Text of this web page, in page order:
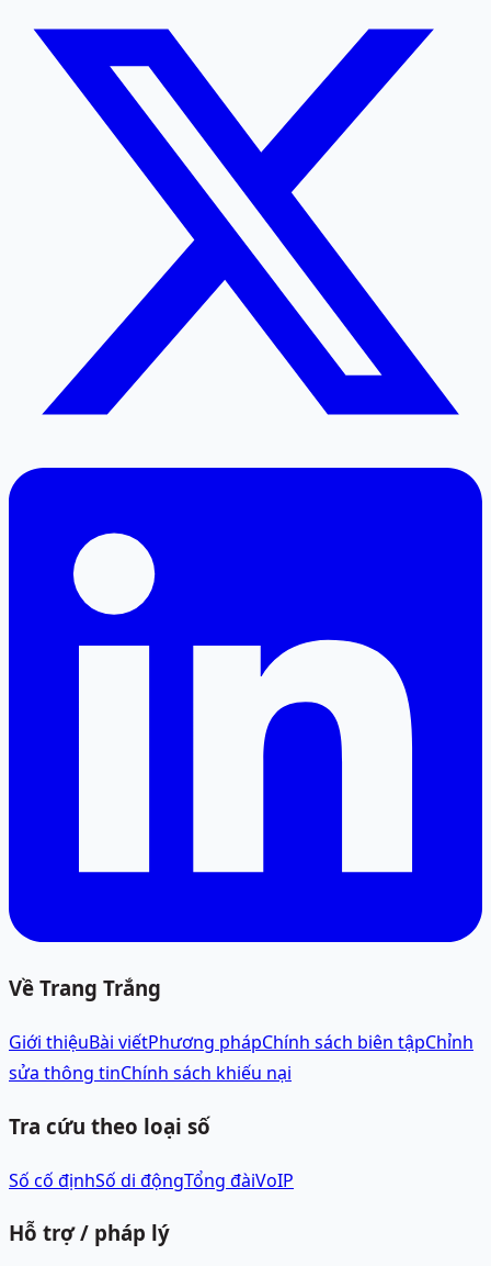
Về Trang Trắng
Giới thiệuBài viếtPhương phápChính sách biên tậpChỉnh
sửa thông tinChính sách khiếu nại
Tra cứu theo loại số
Số cố địnhSố di độngTổng đàiVoIP
Hỗ trợ / pháp lý